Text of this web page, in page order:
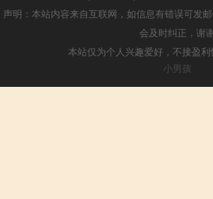
声明：本站内容来自互联网，如信息有错误可发
会及时纠正，谢
本站仅为个人兴趣爱好，不接盈
小男孩